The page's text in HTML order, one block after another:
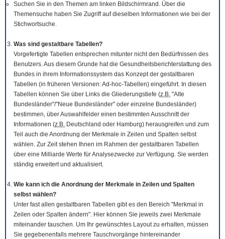
Suchen Sie in den Themen am linken Bildschirmrand. Über die
Themensuche haben Sie Zugriff auf dieselben Informationen wie bei der
Stichwortsuche.
Was sind gestaltbare Tabellen?
Vorgefertigte Tabellen entsprechen mitunter nicht den Bedürfnissen des
Benutzers. Aus diesem Grunde hat die Gesundheitsberichterstattung des
Bundes in ihrem Informationssystem das Konzept der gestaltbaren
Tabellen (in früheren Versionen: Ad-hoc-Tabellen) eingeführt. In diesen
Tabellen können Sie über Links die Gliederungstiefe (z.B. "Alte
Bundesländer"/"Neue Bundesländer" oder einzelne Bundesländer)
bestimmen, über Auswahlfelder einen bestimmten Ausschnitt der
Informationen (z.B. Deutschland oder Hamburg) herausgreifen und zum
Teil auch die Anordnung der Merkmale in Zeilen und Spalten selbst
wählen. Zur Zeit stehen Ihnen im Rahmen der gestaltbaren Tabellen
über eine Milliarde Werte für Analysezwecke zur Verfügung. Sie werden
ständig erweitert und aktualisiert.
Wie kann ich die Anordnung der Merkmale in Zeilen und Spalten
selbst wählen?
Unter fast allen gestaltbaren Tabellen gibt es den Bereich "Merkmal in
Zeilen oder Spalten ändern". Hier können Sie jeweils zwei Merkmale
miteinander tauschen. Um Ihr gewünschtes Layout zu erhalten, müssen
Sie gegebenenfalls mehrere Tauschvorgänge hintereinander